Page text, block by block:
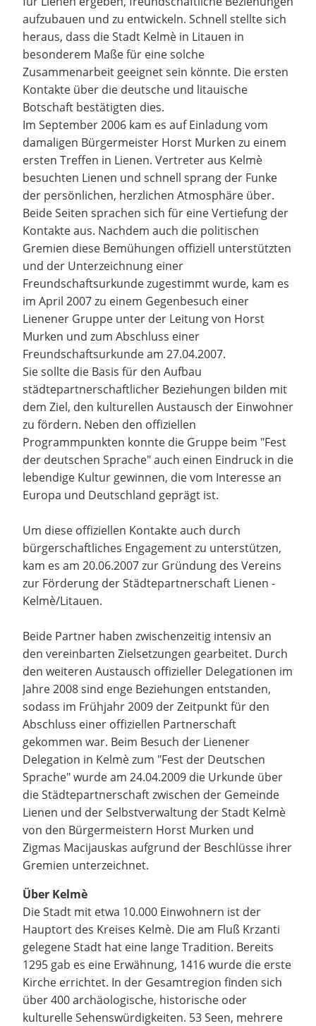
aufzubauen und zu entwickeln. Schnell stellte sich
heraus, dass die Stadt Kelmè in Litauen in
besonderem Maße für eine solche
Zusammenarbeit geeignet sein könnte. Die ersten
Kontakte über die deutsche und litauische
Botschaft bestätigten dies.
Im September 2006 kam es auf Einladung vom
damaligen Bürgermeister Horst Murken zu einem
ersten Treffen in Lienen. Vertreter aus Kelmè
besuchten Lienen und schnell sprang der Funke
der persönlichen, herzlichen Atmosphäre über.
Beide Seiten sprachen sich für eine Vertiefung der
Kontakte aus. Nachdem auch die politischen
Gremien diese Bemühungen offiziell unterstützten
und der Unterzeichnung einer
Freundschaftsurkunde zugestimmt wurde, kam es
im April 2007 zu einem Gegenbesuch einer
Lienener Gruppe unter der Leitung von Horst
Murken und zum Abschluss einer
Freundschaftsurkunde am 27.04.2007.
Sie sollte die Basis für den Aufbau
städtepartnerschaftlicher Beziehungen bilden mit
dem Ziel, den kulturellen Austausch der Einwohner
zu fördern. Neben den offiziellen
Programmpunkten konnte die Gruppe beim "Fest
der deutschen Sprache" auch einen Eindruck in die
lebendige Kultur gewinnen, die vom Interesse an
Europa und Deutschland geprägt ist.
Um diese offiziellen Kontakte auch durch
bürgerschaftliches Engagement zu unterstützen,
kam es am 20.06.2007 zur Gründung des Vereins
zur Förderung der Städtepartnerschaft Lienen -
Kelmè/Litauen.
Beide Partner haben zwischenzeitig intensiv an
den vereinbarten Zielsetzungen gearbeitet. Durch
den weiteren Austausch offizieller Delegationen im
Jahre 2008 sind enge Beziehungen entstanden,
sodass im Frühjahr 2009 der Zeitpunkt für den
Abschluss einer offiziellen Partnerschaft
gekommen war. Beim Besuch der Lienener
Delegation in Kelmè zum "Fest der Deutschen
Sprache" wurde am 24.04.2009 die Urkunde über
die Städtepartnerschaft zwischen der Gemeinde
Lienen und der Selbstverwaltung der Stadt Kelmè
von den Bürgermeistern Horst Murken und
Zigmas Macijauskas aufgrund der Beschlüsse ihrer
Gremien unterzeichnet.
Über Kelmè
Die Stadt mit etwa 10.000 Einwohnern ist der
Hauptort des Kreises Kelmè. Die am Fluß Krzanti
gelegene Stadt hat eine lange Tradition. Bereits
1295 gab es eine Erwähnung, 1416 wurde die erste
Kirche errichtet. In der Gesamtregion finden sich
über 400 archäologische, historische oder
kulturelle Sehenswürdigkeiten. 53 Seen, mehrere